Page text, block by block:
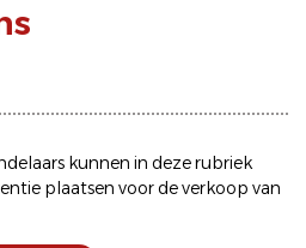
kunnen in deze rubriek
plaatsen voor deverkoop van